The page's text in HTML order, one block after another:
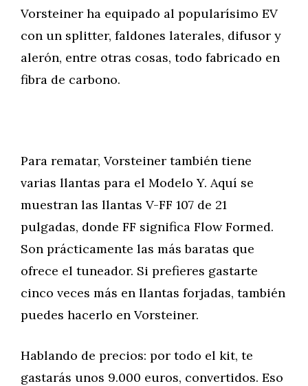
Vorsteiner ha equipado al popularísimo EV
con un splitter, faldones laterales, difusor y
alerón, entre otras cosas, todo fabricado en
fibra de carbono.
Para rematar, Vorsteiner también tiene
varias llantas para el Modelo Y. Aquí se
muestran las llantas V-FF 107 de 21
pulgadas, donde FF significa Flow Formed.
Son prácticamente las más baratas que
ofrece el tuneador. Si prefieres gastarte
cinco veces más en llantas forjadas, también
puedes hacerlo en Vorsteiner.
Hablando de precios: por todo el kit, te
gastarás unos 9.000 euros, convertidos. Eso